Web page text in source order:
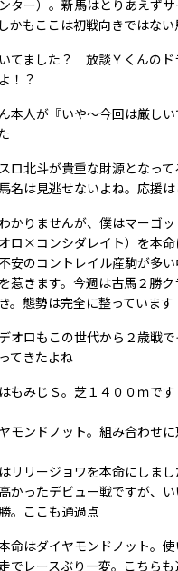
ター）。新馬はとりあえず
かもここは初戦向きではな
てました？ 放談Ｙくんのド
！？
本人が『いや～今回は厳し
ロ北斗が貴重な財源となって
名は見逃せないよね。応援
かりませんが、僕はマーゴ
ロ×コンシダレイト）を本
安のコントレイル産駒が多
惹きます。今週は古馬２勝
。態勢は完全に整っています
オロもこの世代から２歳戦
てきたよね
もみじＳ。芝１４００ｍです
モンドノット。組み合わせ
リリージョワを本命にしま
かったデビュー戦ですが、
。ここも通過点
命はダイヤモンドノット。
でレースぶり一変。こちら